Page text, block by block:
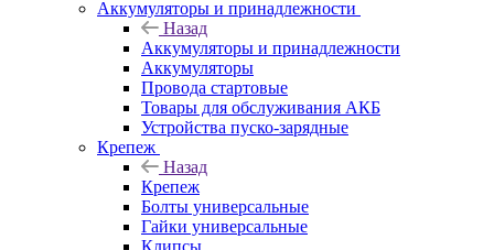
Аккумуляторы и принадлежности
Назад
Аккумуляторы и принадлежности
Аккумуляторы
Провода стартовые
Товары для обслуживания АКБ
Устройства пуско-зарядные
Крепеж
Назад
Крепеж
Болты универсальные
Гайки универсальные
Клипсы